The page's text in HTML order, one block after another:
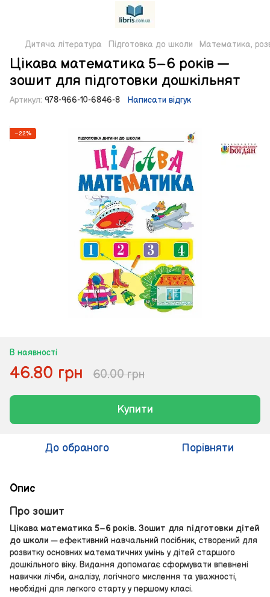
Дитяча література Підготовка до школи Математика,
Цікава математика 5–6 років —
зошит для підготовки дошкільнят
Артикул: 978-966-10-6846-8 Написати відгук
−22%
В наявності
46.80 грн 60.00 грн
Купити
До обраного Порівняти
Опис
Про зошит
Цікава математика 5–6 років. Зошит для підготовки дітей
до школи — ефективний навчальний посібник, створений для
розвитку основних математичних умінь у дітей старшого
дошкільного віку. Видання допомагає сформувати впевнені
навички лічби, аналізу, логічного мислення та уважності,
необхідні для легкого старту у першому класі.